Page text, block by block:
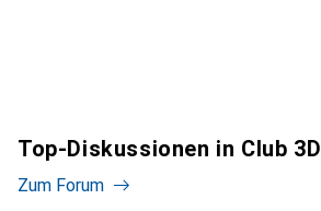
Top-Diskussionen in Club 3D
Zum Forum